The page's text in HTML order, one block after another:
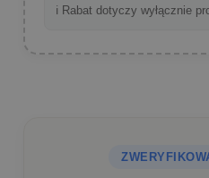
ℹ️ Rabat dotyczy wyłącznie